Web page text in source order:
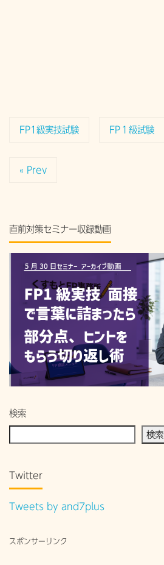
FP1級実技試験 FP１級試験
« Prev
直前対策セミナー収録動画
検索
検索
Twitter
Tweets by and7plus
スポンサーリンク